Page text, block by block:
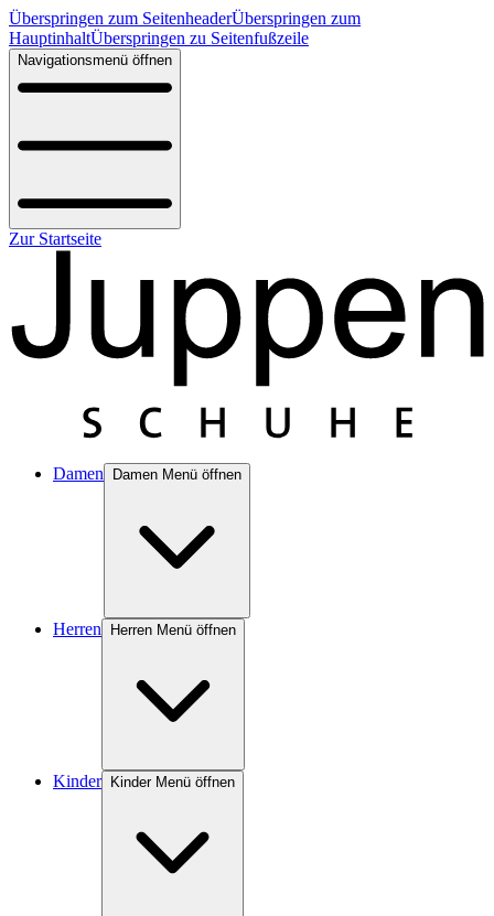
Überspringen zum SeitenheaderÜberspringen zum
HauptinhaltÜberspringen zu Seitenfußzeile
Navigationsmenü öffnen
Zur Startseite
Damen Damen Menü öffnen
Herren Herren Menü öffnen
Kinder Kinder Menü öffnen